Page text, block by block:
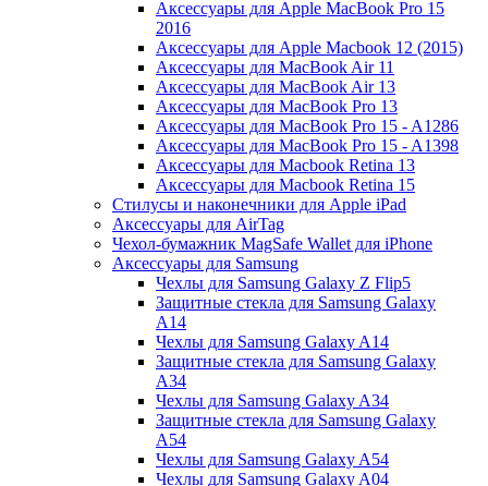
Аксессуары для Apple MacBook Pro 15
2016
Аксессуары для Apple Macbook 12 (2015)
Аксессуары для MacBook Air 11
Аксессуары для MacBook Air 13
Аксессуары для MacBook Pro 13
Аксессуары для MacBook Pro 15 - A1286
Аксессуары для MacBook Pro 15 - A1398
Аксессуары для Macbook Retina 13
Аксессуары для Macbook Retina 15
Стилусы и наконечники для Apple iPad
Аксессуары для AirTag
Чехол-бумажник MagSafe Wallet для iPhone
Аксессуары для Samsung
Чехлы для Samsung Galaxy Z Flip5
Защитные стекла для Samsung Galaxy
A14
Чехлы для Samsung Galaxy A14
Защитные стекла для Samsung Galaxy
A34
Чехлы для Samsung Galaxy A34
Защитные стекла для Samsung Galaxy
A54
Чехлы для Samsung Galaxy A54
Чехлы для Samsung Galaxy A04